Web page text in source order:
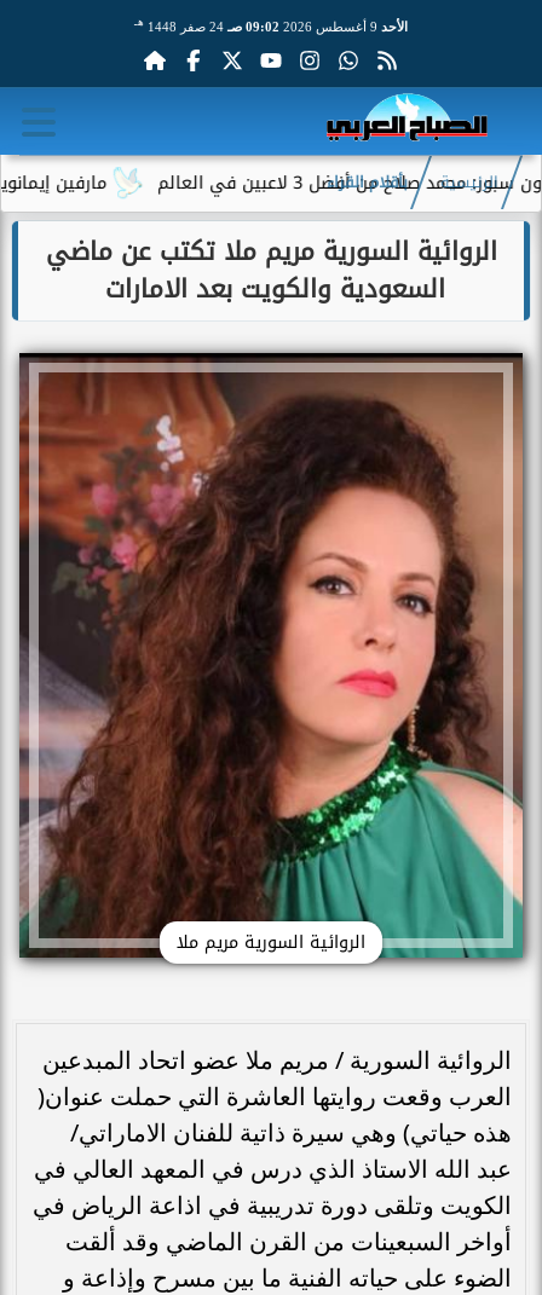
الأحد 09:02 صـ 24 صفر 1448 هـ
مارفين صلاح من أفضل 3 لاعبين في العالم
الرئيسية بأقلام القراء
الروائية السورية مريم ملا تكتب عن ماضي
السعودية والكويت بعد الامارات
الروائية السورية مريم ملا
الروائية السورية / مريم ملا عضو اتحاد المبدعين
العرب وقعت روايتها العاشرة التي حملت عنوان(
هذه حياتي) وهي سيرة ذاتية للفنان الاماراتي/
عبد الله الاستاذ الذي درس في المعهد العالي في
الكويت وتلقى دورة تدريبية في اذاعة الرياض في
أواخر السبعينات من القرن الماضي وقد ألقت
الضوء على حياته الفنية ما بين مسرح وإذاعة و